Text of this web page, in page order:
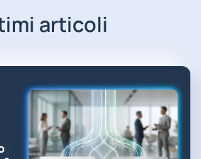
articoli